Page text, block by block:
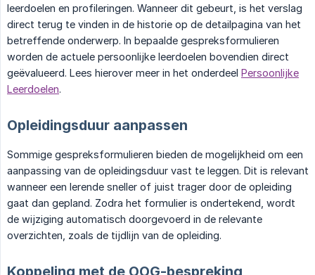
leerdoelen en profileringen. Wanneer dit gebeurt, is het verslag
direct terug te vinden in de historie op de detailpagina van het
betreffende onderwerp. In bepaalde gespreksformulieren
worden de actuele persoonlijke leerdoelen bovendien direct
geëvalueerd. Lees hierover meer in het onderdeel Persoonlijke
Leerdoelen.
Opleidingsduur aanpassen
Sommige gespreksformulieren bieden de mogelijkheid om een
aanpassing van de opleidingsduur vast te leggen. Dit is relevant
wanneer een lerende sneller of juist trager door de opleiding
gaat dan gepland. Zodra het formulier is ondertekend, wordt
de wijziging automatisch doorgevoerd in de relevante
overzichten, zoals de tijdlijn van de opleiding.
Koppeling met de OOG-bespreking